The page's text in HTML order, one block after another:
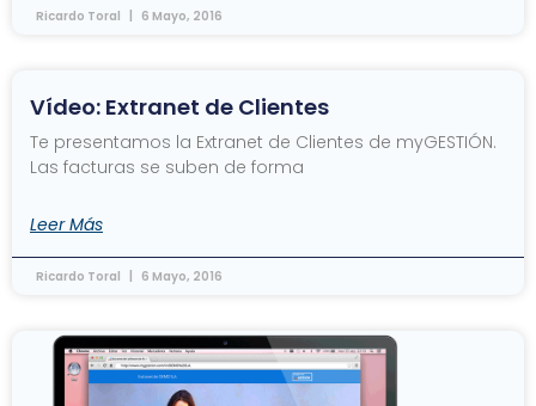
Ricardo Toral 6 Mayo, 2016
Vídeo: Extranet de Clientes
Te presentamos la Extranet de Clientes de myGESTIÓN.
Las facturas se suben de forma
Leer Más
Ricardo Toral 6 Mayo, 2016